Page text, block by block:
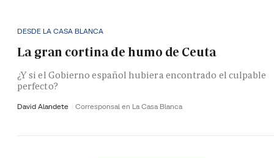
DESDE LA CASA BLANCA
La gran cortina de humo de Ceuta
¿Y si el Gobierno español hubiera encontrado el culpable
perfecto?
David Alandete Corresponsal en La Casa Blanca